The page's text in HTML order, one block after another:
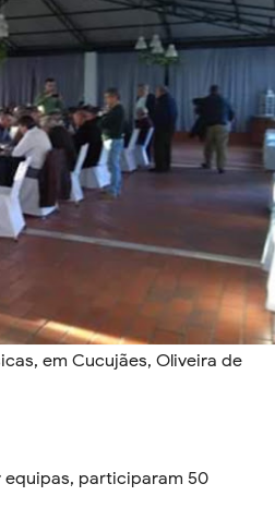
em Cucujães, Oliveira de
participaram 50